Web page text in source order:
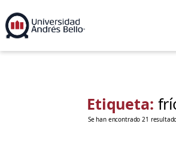
Etiqueta:
Se han encontrado 21